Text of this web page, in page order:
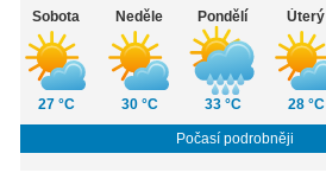
Sobota
27 °C
Neděle
30 °C
Pondělí
33 °C
Úterý
28 °C
Počasí podrobněji